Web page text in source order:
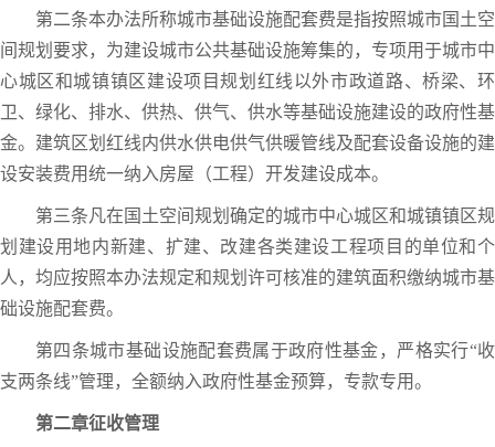
第二条本办法所称城市基础设施配套费是指按照城市国土空
间规划要求，为建设城市公共基础设施筹集的，专项用于城市中
心城区和城镇镇区建设项目规划红线以外市政道路、桥梁、环
卫、绿化、排水、供热、供气、供水等基础设施建设的政府性基
金。建筑区划红线内供水供电供气供暖管线及配套设备设施的建
设安装费用统一纳入房屋（工程）开发建设成本。
第三条凡在国土空间规划确定的城市中心城区和城镇镇区规
划建设用地内新建、扩建、改建各类建设工程项目的单位和个
人，均应按照本办法规定和规划许可核准的建筑面积缴纳城市基
础设施配套费。
第四条城市基础设施配套费属于政府性基金，严格实行“收
支两条线”管理，全额纳入政府性基金预算，专款专用。
第二章征收管理